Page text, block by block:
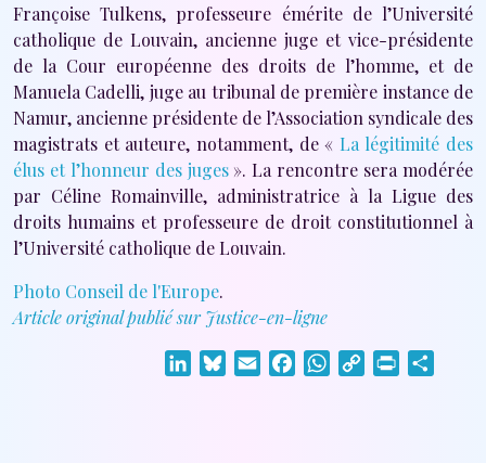
Françoise Tulkens, professeure émérite de l’Université
catholique de Louvain, ancienne juge et vice-présidente
de la Cour européenne des droits de l’homme, et de
Manuela Cadelli, juge au tribunal de première instance de
Namur, ancienne présidente de l’Association syndicale des
magistrats et auteure, notamment, de « La légitimité des
élus et l’honneur des juges». La rencontre sera modérée
par Céline Romainville, administratrice à la Ligue des
droits humains et professeure de droit constitutionnel à
l’Université catholique de Louvain.
Photo Conseil de l'Europe.
Article original publié sur Justice-en-ligne
LinkedInBluesky
Email FacebookWhatsApp
Copy
Print